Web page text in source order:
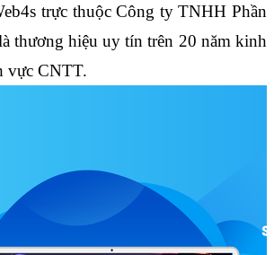
trực thuộc Công ty TNHH Phần
thương hiệu uy tín trên 20 năm kinh
vực CNTT.